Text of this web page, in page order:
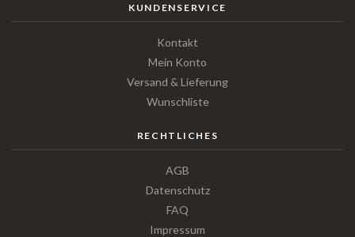
KUNDENSERVICE
Kontakt
Mein Konto
Versand & Lieferung
Wunschliste
RECHTLICHES
AGB
Datenschutz
FAQ
Impressum